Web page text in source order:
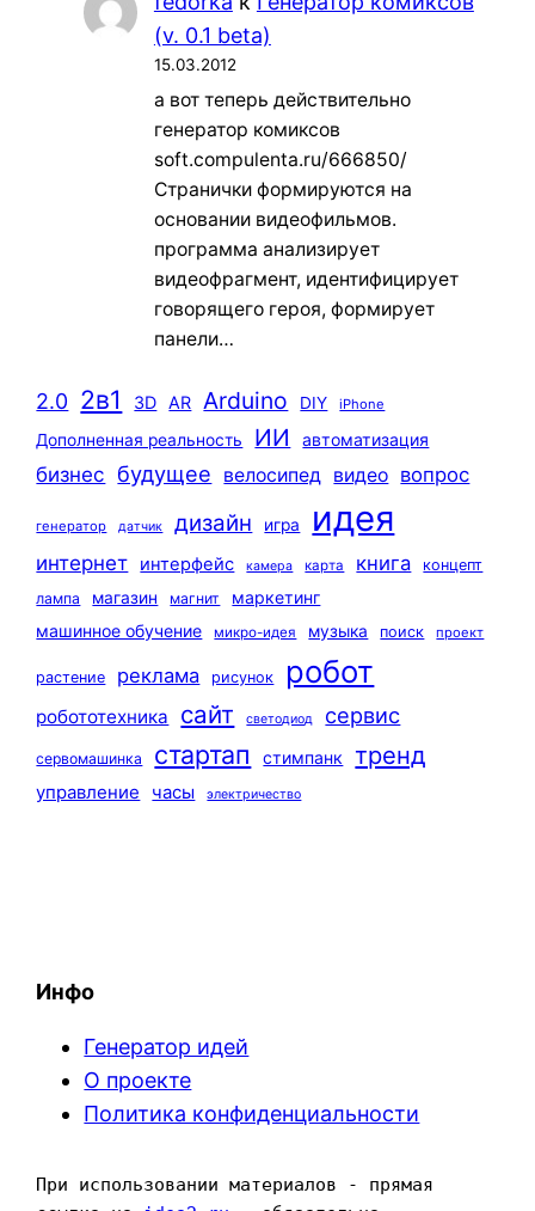
(v. 0.1 beta)
15.03.2012
а вот теперь действительно
генератор комиксов
soft.compulenta.ru/666850/
Странички формируются на
основании видеофильмов.
программа анализирует
видеофрагмент, идентифицирует
говорящего героя, формирует
панели…
2.0 2в1 3D AR Arduino DIY iPhone
Дополненная реальность ИИ автоматизация
бизнес будущее велосипед видео вопрос
генератор датчик дизайн игра идея
интернет интерфейс камера карта книга
концепт
лампа
магазин магнит
маркетинг
машинное обучение
микро-идея музыка поиск проект
растение реклама рисунок робот
робототехника сайт светодиод сервис
сервомашинка стартап стимпанк тренд
управление часы электричество
Инфо
Генератор идей
О проекте
Политика конфиденциальности
При использовании материалов - прямая